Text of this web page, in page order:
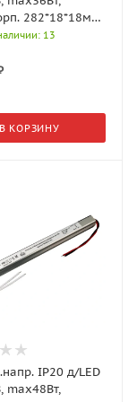
282*18*18мм
: 13
В КОРЗИНУ
IP20 д/LED
max48Вт,